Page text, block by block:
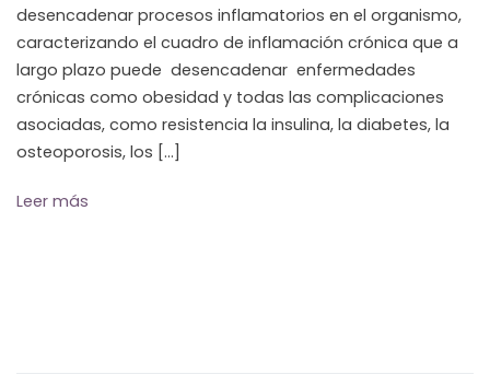
desencadenar procesos inflamatorios en el organismo,
caracterizando el cuadro de inflamación crónica que a
largo plazo puede desencadenar enfermedades
crónicas como obesidad y todas las complicaciones
asociadas, como resistencia la insulina, la diabetes, la
osteoporosis, los […]
Leer más